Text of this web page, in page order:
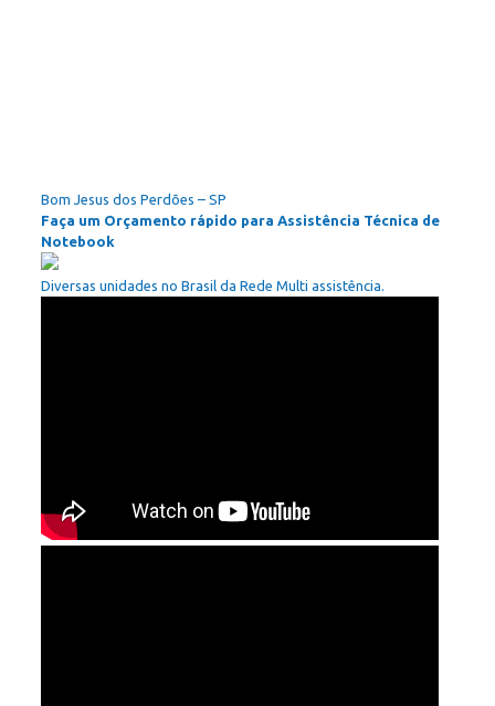
Bom Jesus dos Perdões – SP
Faça um Orçamento rápido para Assistência Técnica de
Notebook
Diversas unidades no Brasil da Rede Multi assistência.